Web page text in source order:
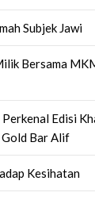
Subjek Jawi
Bersama
Edisi
Bar Alif
Kesihatan